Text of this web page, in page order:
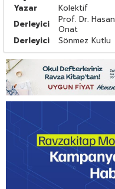
Yazar
Kolektif
Derleyici
Prof. Dr. Hasan
Onat
Derleyici
Sönmez Kutlu